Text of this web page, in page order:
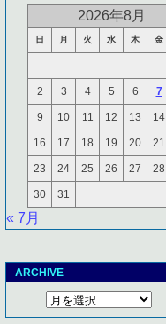
2026年8月
日 月 火 水 木 金
2 3 4 5 6 7
9 10 11 12 13 14
16 17 18 19 20 21
23 24 25 26 27 28
30 31
« 7月
ARCHIVE